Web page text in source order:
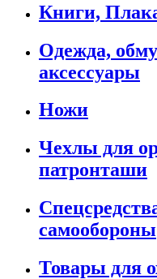
Книги,
Одежда,
аксессуары
Ножи
Чехлы для
патронташи
самообороны
Товары для